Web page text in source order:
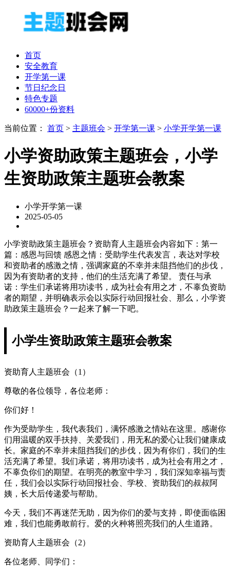
首页
安全教育
开学第一课
节日纪念日
特色专题
60000+份资料
当前位置： 首页 > 主题班会 > 开学第一课 > 小学开学第一课
小学资助政策主题班会，小学
生资助政策主题班会教案
小学开学第一课
2025-05-05
小学资助政策主题班会？资助育人主题班会内容如下：第一
篇：感恩与回馈 感恩之情：受助学生代表发言，表达对学校
和资助者的感激之情，强调家庭的不幸并未阻挡他们的步伐，
因为有资助者的支持，他们的生活充满了希望。 责任与承
诺：学生们承诺将用功读书，成为社会有用之才，不辜负资助
者的期望，并明确表示会以实际行动回报社会、那么，小学资
助政策主题班会？一起来了解一下吧。
小学生资助政策主题班会教案
资助育人主题班会（1）
尊敬的各位领导，各位老师：
你们好！
作为受助学生，我代表我们，满怀感激之情站在这里。感谢你
们用温暖的双手扶持、关爱我们，用无私的爱心让我们健康成
长。家庭的不幸并未阻挡我们的步伐，因为有你们，我们的生
活充满了希望。我们承诺，将用功读书，成为社会有用之才，
不辜负你们的期望。在明亮的教室中学习，我们深知幸福与责
任，我们会以实际行动回报社会、学校、资助我们的叔叔阿
姨，长大后传递爱与帮助。
今天，我们不再迷茫无助，因为你们的爱与支持，即使面临困
难，我们也能勇敢前行。爱的火种将照亮我们的人生道路。
资助育人主题班会（2）
各位老师、同学们：